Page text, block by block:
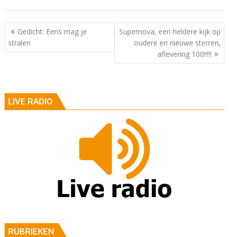
Berichtnavigatie
Gedicht: Eens mag je
stralen
Supernova, een heldere kijk op
oudere en nieuwe sterren,
aflevering 100!!!!!
LIVE RADIO
RUBRIEKEN